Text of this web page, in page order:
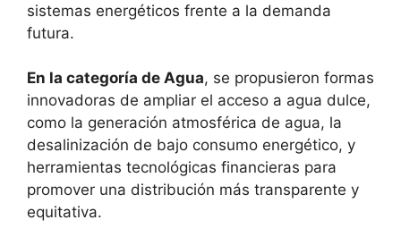
sistemas energéticos frente a la demanda
futura.
En la categoría de Agua, se propusieron formas
innovadoras de ampliar el acceso a agua dulce,
como la generación atmosférica de agua, la
desalinización de bajo consumo energético, y
herramientas tecnológicas financieras para
promover una distribución más transparente y
equitativa.